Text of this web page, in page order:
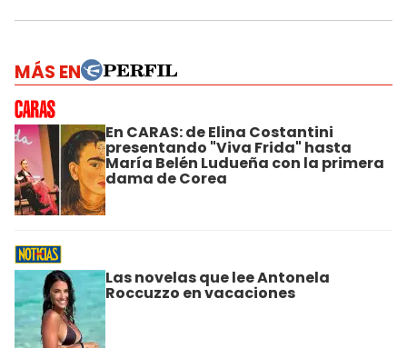
MÁS EN
En CARAS: de Elina Costantini
presentando "Viva Frida" hasta
María Belén Ludueña con la primera
dama de Corea
Las novelas que lee Antonela
Roccuzzo en vacaciones